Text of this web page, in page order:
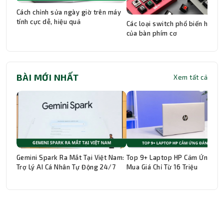
Cách chỉnh sửa ngày giờ trên máy
tính cực dễ, hiệu quả
Các loại switch phổ biến hiện
của bàn phím cơ
BÀI MỚI NHẤT Xem tất cả
Gemini Spark Ra Mắt Tại Việt Nam:
Trợ Lý AI Cá Nhân Tự Động 24/7
Top 9+ Laptop HP Cảm Ứng
Mua Giá Chỉ Từ 16 Triệu